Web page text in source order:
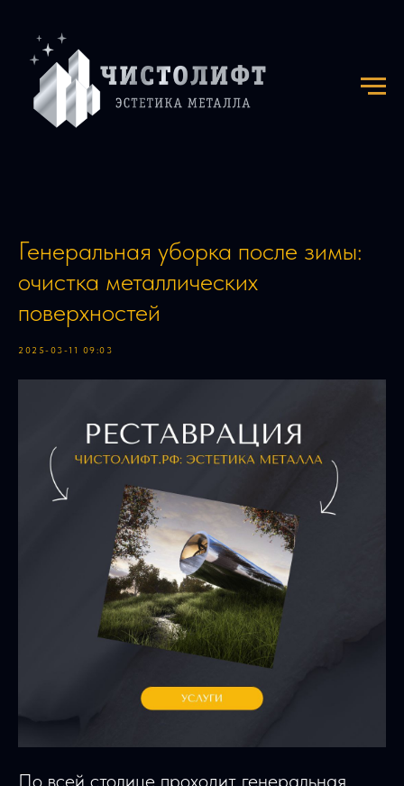
Генеральная уборка после зимы:
очистка металлических
поверхностей
2025-03-11 09:03
По всей столице проходит генеральная